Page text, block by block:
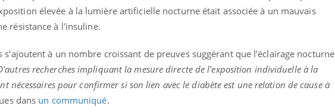
élevée à la lumière artificielle nocturne était associée à un mauvais
résistance à l'insuline.
s'ajoutent à un nombre croissant de preuves suggérant que l’éclairage nocturne
recherches impliquant la mesure directe de l'exposition individuelle à la
nécessaires pour confirmer si son lien avec le diabète est une relation de cause à
dans un communiqué.